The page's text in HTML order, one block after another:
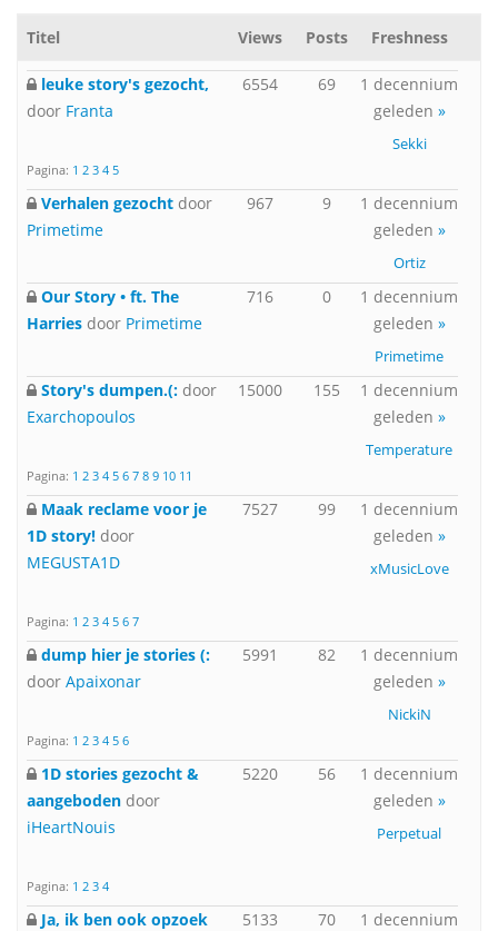
Titel Views Posts Freshness
leuke story's gezocht,
door Franta
Pagina: 1 2 3 4 5
6554 69
1 decennium
geleden »
Sekki
Verhalen gezocht door
Primetime
967 9
1 decennium
geleden »
Ortiz
Our Story • ft. The
Harries door Primetime
716 0
1 decennium
geleden »
Primetime
Story's dumpen.(: door
Exarchopoulos
Pagina: 1 2 3 4 5 6 7 8 9 10 11
15000 155
1 decennium
geleden »
Temperature
Maak reclame voor je
1D story! door
MEGUSTA1D
Pagina: 1 2 3 4 5 6 7
7527 99
1 decennium
geleden »
xMusicLove
dump hier je stories (:
door Apaixonar
Pagina: 1 2 3 4 5 6
5991 82
1 decennium
geleden »
NickiN
1D stories gezocht &
aangeboden door
iHeartNouis
Pagina: 1 2 3 4
5220 56
1 decennium
geleden »
Perpetual
Ja, ik ben ook opzoek
5133 70
1 decennium